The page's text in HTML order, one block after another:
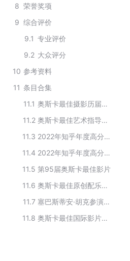
8 荣誉奖项
9 综合评价
9.1 专业评价
9.2 大众评分
10 参考资料
11 条目合集
11.1
奥斯卡最佳摄影历届获奖作品
11.2
奥斯卡最佳艺术指导历届获奖作品
11.3
2022年知乎年度高分外语电影榜
11.4
2022年知乎年度高分电影榜
11.5 第95届奥斯卡最佳影片
11.6
奥斯卡最佳原创配乐历届获奖作品
11.7
塞巴斯蒂安·胡克参演的影视作品
11.8
奥斯卡最佳国际影片历届获奖作品